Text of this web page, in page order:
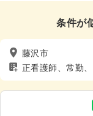
条件が
藤沢市
正看護師、常勤
上